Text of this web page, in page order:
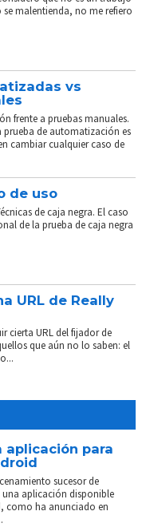
malentienda, no me refiero
vs
frente a pruebas manuales.
de automatización es
cambiar cualquier caso de
de uso
de caja negra. El caso
de la prueba de caja negra
URL de Really
cierta URL del fijador de
que aún no lo saben: el
aplicación para
sucesor de
aplicación disponible
como ha anunciado en